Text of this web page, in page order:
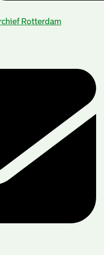
Rotterdam